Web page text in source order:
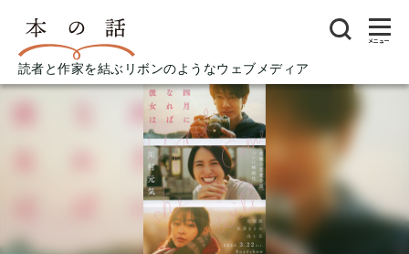
読者と作家を結ぶリボンのようなウェブメディア
メニュー